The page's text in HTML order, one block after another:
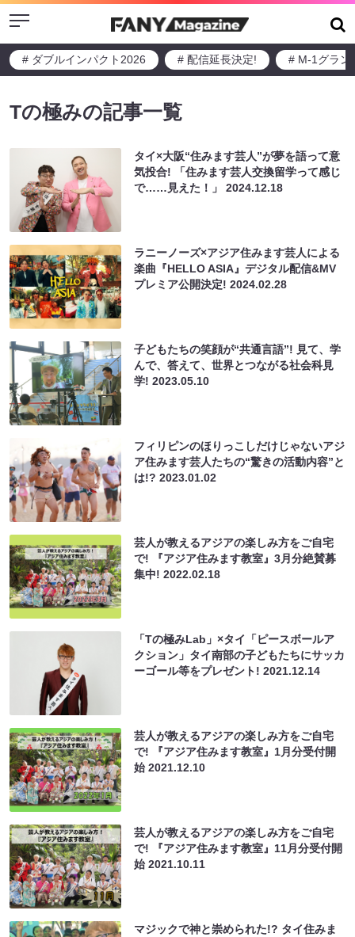
Menu
# ダブルインパクト2026 # 配信延長決定! # M-1グラン
Tの極みの記事一覧
タイ×大阪“住みます芸人”が夢を語って意
気投合! 「住みます芸人交換留学って感じ
で……見えた！」2024.12.18
ラニーノーズ×アジア住みます芸人による
楽曲『HELLO ASIA』デジタル配信&MV
プレミア公開決定!2024.02.28
子どもたちの笑顔が“共通言語”! 見て、学
んで、答えて、世界とつながる社会科見
学!2023.05.10
フィリピンのほりっこしだけじゃないアジ
ア住みます芸人たちの“驚きの活動内容”と
は!?2023.01.02
芸人が教えるアジアの楽しみ方をご自宅
で! 『アジア住みます教室』3月分絶賛募
集中!2022.02.18
「Tの極みLab」×タイ「ピースボールア
クション」タイ南部の子どもたちにサッカ
ーゴール等をプレゼント!2021.12.14
芸人が教えるアジアの楽しみ方をご自宅
で! 『アジア住みます教室』1月分受付開
始2021.12.10
芸人が教えるアジアの楽しみ方をご自宅
で! 『アジア住みます教室』11月分受付開
始2021.10.11
マジックで神と崇められた!? タイ住みま